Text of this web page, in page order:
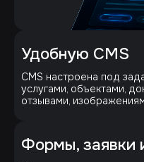
Удобную CMS
CMS настроена под
услугами, объектами,
отзывами,
Формы, заявки